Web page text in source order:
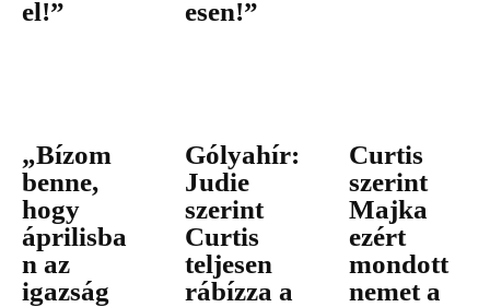
el!”
esen!”
„Bízom
benne,
hogy
áprilisba
n az
igazság
Gólyahír:
Judie
szerint
Curtis
teljesen
rábízza a
Curtis
szerint
Majka
ezért
mondott
nemet a